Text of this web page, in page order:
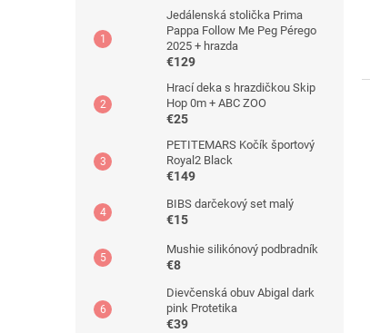
Jedálenská stolička Prima
Pappa Follow Me Peg Pérego
2025 + hrazda
€129
Hrací deka s hrazdičkou Skip
Hop 0m + ABC ZOO
€25
PETITEMARS Kočík športový
Royal2 Black
€149
BIBS darčekový set malý
€15
Mushie silikónový podbradník
€8
Dievčenská obuv Abigal dark
pink Protetika
€39